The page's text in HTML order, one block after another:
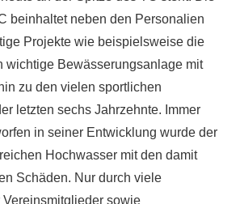
beinhaltet neben den Personalien
Projekte wie beispielsweise die
wichtige Bewässerungsanlage mit
zu den vielen sportlichen
letzten sechs Jahrzehnte. Immer
in seiner Entwicklung wurde der
Hochwasser mit den damit
Schäden. Nur durch viele
Vereinsmitglieder sowie